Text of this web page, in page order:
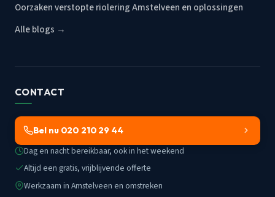
Oorzaken verstopte riolering Amstelveen en oplossingen
Alle blogs →
CONTACT
Bel nu 020 210 29 44
Dag en nacht bereikbaar, ook in het weekend
Altijd een gratis, vrijblijvende offerte
Werkzaam in Amstelveen en omstreken